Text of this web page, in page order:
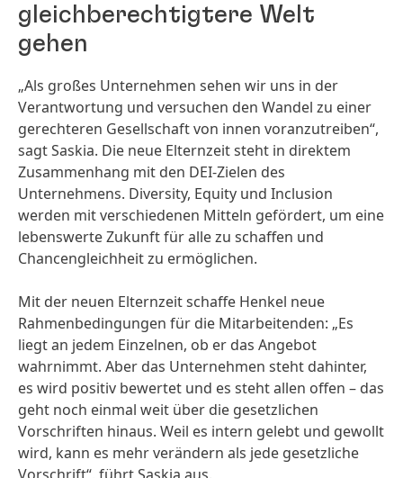
gleichberechtigtere Welt
gehen
„Als großes Unternehmen sehen wir uns in der
Verantwortung und versuchen den Wandel zu einer
gerechteren Gesellschaft von innen voranzutreiben“,
sagt Saskia. Die neue Elternzeit steht in direktem
Zusammenhang mit den DEI-Zielen des
Unternehmens. Diversity, Equity und Inclusion
werden mit verschiedenen Mitteln gefördert, um eine
lebenswerte Zukunft für alle zu schaffen und
Chancengleichheit zu ermöglichen.
Mit der neuen Elternzeit schaffe Henkel neue
Rahmenbedingungen für die Mitarbeitenden: „Es
liegt an jedem Einzelnen, ob er das Angebot
wahrnimmt. Aber das Unternehmen steht dahinter,
es wird positiv bewertet und es steht allen offen – das
geht noch einmal weit über die gesetzlichen
Vorschriften hinaus. Weil es intern gelebt und gewollt
wird, kann es mehr verändern als jede gesetzliche